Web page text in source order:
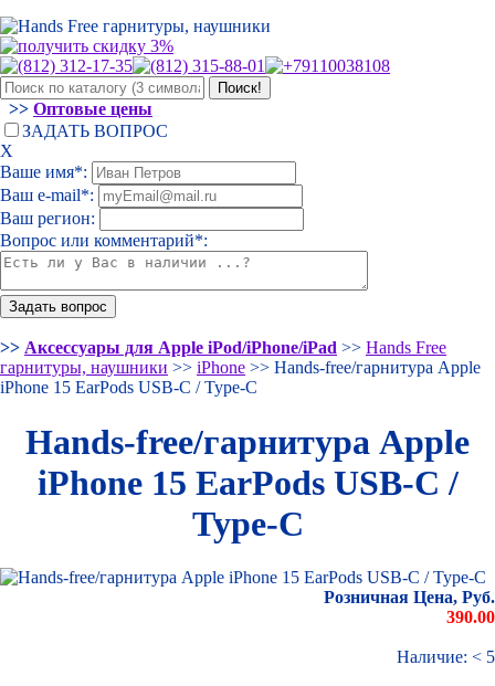
>> Оптовые цены
ЗАДАТЬ ВОПРОС
Х
Ваше имя*:
Ваш e-mail*:
Ваш регион:
Вопрос или комментарий*:
>> Аксессуары для Apple iPod/iPhone/iPad >> Hands Free
гарнитуры, наушники >> iPhone >> Hands-free/гарнитура Apple
iPhone 15 EarPods USB-C / Type-C
Hands-free/гарнитура Apple
iPhone 15 EarPods USB-C /
Type-C
Розничная Цена, Руб.
390.00
Наличие: < 5